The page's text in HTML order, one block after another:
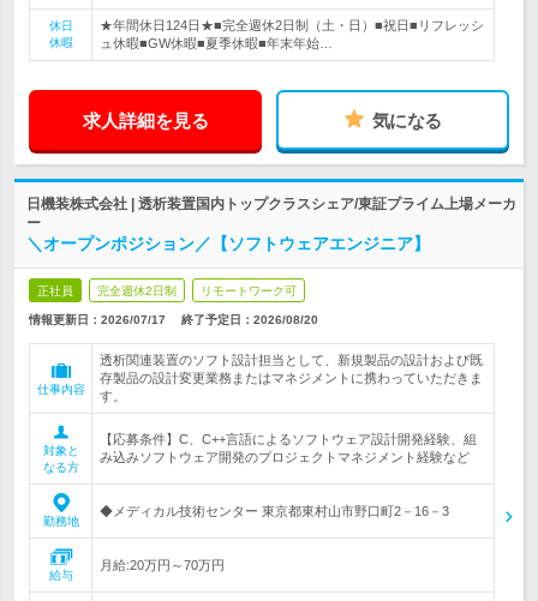
休日
休暇
★年間休日124日★■完全週休2日制（土・日）■祝日■リフレッシ
ュ休暇■GW休暇■夏季休暇■年末年始…
求人詳細を見る 気になる
日機装株式会社 | 透析装置国内トップクラスシェア/東証プライム上場メーカ
ー
＼オープンポジション／【ソフトウェアエンジニア】
正社員 完全週休2日制 リモートワーク可
情報更新日：2026/07/17 終了予定日： 2026/08/20
仕事内容
透析関連装置のソフト設計担当として、新規製品の設計および既
存製品の設計変更業務またはマネジメントに携わっていただきま
す。
対象と
なる方
【応募条件】C、C++言語によるソフトウェア設計開発経験、組
み込みソフトウェア開発のプロジェクトマネジメント経験など
勤務地
◆メディカル技術センター 東京都東村山市野口町2－16－3
給与
月給:20万円～70万円